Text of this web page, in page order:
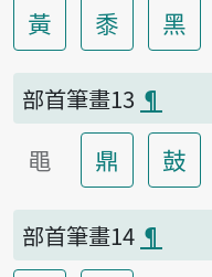
黃 黍 黑
部首筆畫13 ¶
黽 鼎 鼓
部首筆畫14 ¶